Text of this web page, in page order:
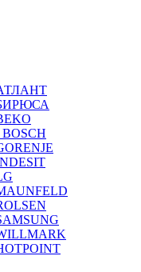
АТЛАНТ
БИРЮСА